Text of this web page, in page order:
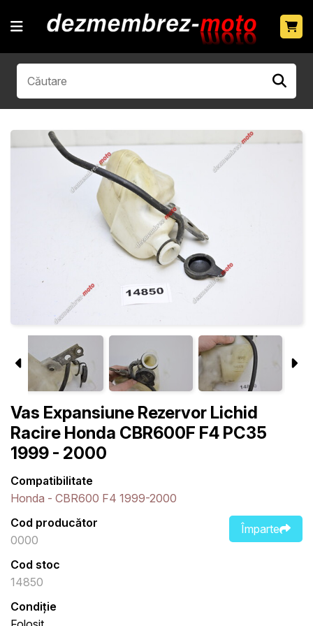
Vas Expansiune Rezervor Lichid
Racire Honda CBR600F F4 PC35
1999 - 2000
Compatibilitate
Honda - CBR600 F4 1999-2000
Împarte
Cod producător
0000
Cod stoc
14850
Condiție